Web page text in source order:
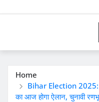
Home
Bihar Election 2025:
का आज होगा ऐलान, चुनावी